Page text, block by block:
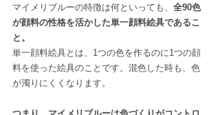
マイメリブルーの特徴は何といっても、 全90色
が顔料の性格を活かした単一顔料絵具であるこ
と。
単一顔料絵具とは、1つの色を作るのに1つの顔
料を使った絵具のことです。混色した時も、色
が濁りにくくなります。